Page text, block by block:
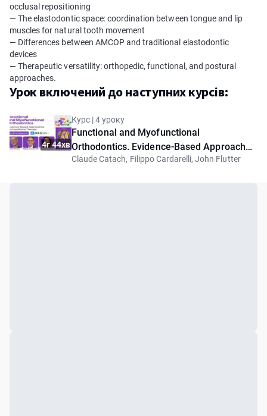
occlusal repositioning
— The elastodontic space: coordination between tongue and lip
muscles for natural tooth movement
— Differences between AMCOP and traditional elastodontic
devices
— Therapeutic versatility: orthopedic, functional, and postural
approaches.
Урок включений до наступних курсів:
4г 44хв
Курс | 4 уроку
Functional and Myofunctional
Orthodontics. Evidence-Based Approaches
and Appliance Therapy
Claude Catach, Filippo Cardarelli, John Flutter